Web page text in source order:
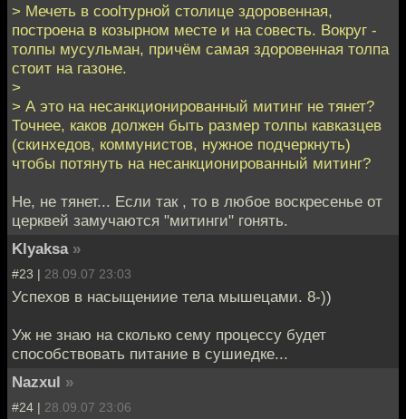
> Мечеть в coolтурной столице здоровенная,
построена в козырном месте и на совесть. Вокруг -
толпы мусульман, причём самая здоровенная толпа
стоит на газоне.
>
> А это на несанкционированный митинг не тянет?
Точнее, каков должен быть размер толпы кавказцев
(скинхедов, коммунистов, нужное подчеркнуть)
чтобы потянуть на несанкционированный митинг?
Не, не тянет... Если так , то в любое воскресенье от
церквей замучаются "митинги" гонять.
Klyaksa »
#23 | 28.09.07 23:03
Успехов в насыщениие тела мышецами. 8-))
Уж не знаю на сколько сему процессу будет
способствовать питание в сушиедке...
Nazxul »
#24 | 28.09.07 23:06